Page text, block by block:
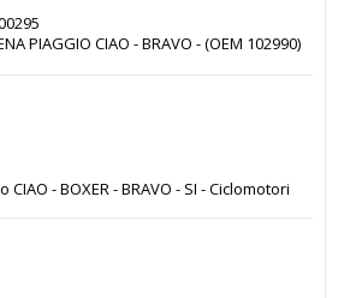
PIAGGIO CIAO - BRAVO - (OEM 102990)
- BOXER - BRAVO - SI - Ciclomotori